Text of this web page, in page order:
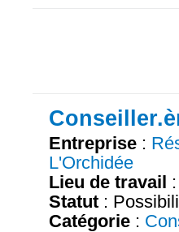
Entreprise :
L'Orchidée
Lieu de travail :
Statut :
Catégorie :